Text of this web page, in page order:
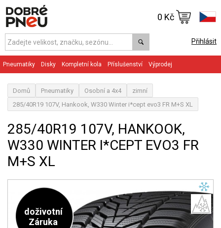
Přihlásit
0 Kč
Pneumatiky Disky Kompletní kola Příslušenství Výprodej
Domů Pneumatiky Osobní a 4x4
zimní
285/40R19 107V, Hankook, W330 Winter i*cept evo3 FR M+S XL
285/40R19 107V, HANKOOK,
W330 WINTER I*CEPT EVO3 FR
M+S XL
doživotní
Záruka